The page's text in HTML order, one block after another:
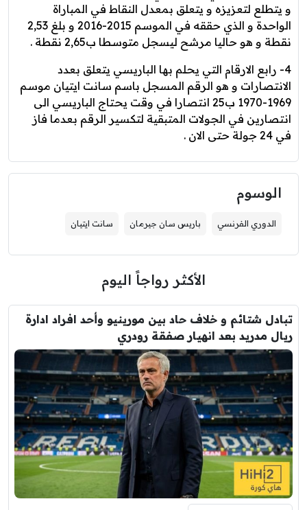
و يتطلع لتعزيزه و يتعلق بمعدل النقاط في المباراة
الواحدة و الذي حققه في الموسم 2015-2016 و بلغ 2,53
نقطة و هو حاليا مرشح ليسجل متوسطا ب2,65 نقطة .
4- رابع الارقام التي يحلم بها الباريسي يتعلق بعدد
الانتصارات و هو الرقم المسجل باسم سانت ايتيان موسم
1969-1970 ب25 انتصارا في وقت يحتاج الباريسي الى
انتصارين في الجولات المتبقية لتكسير الرقم بعدما فاز
في 24 جولة حتى الان .
الوسوم
الدوري الفرنسي باريس سان جيرمان سانت ايتيان
الأكثر رواجاً اليوم
تبادل شتائم و خلاف حاد بين مورينيو وأحد افراد ادارة
ريال مدريد بعد انهيار صفقة رودري